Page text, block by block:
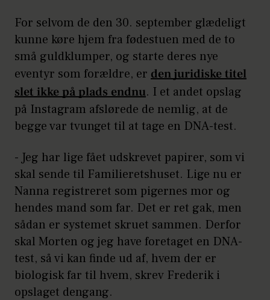
For selvom de den 30. september glædeligt
kunne køre hjem fra fødestuen med de to
små guldklumper, og starte deres nye
eventyr som forældre, er den juridiske titel
slet ikke på plads endnu. I et andet opslag
på Instagram afslørede de nemlig, at de
begge var tvunget til at tage en DNA-test.
- Jeg har lige fået udskrevet papirer, som vi
skal sende til Familieretshuset. Lige nu er
Nanna registreret som pigernes mor og
hendes mand som far. Det er ret gak, men
sådan er systemet skruet sammen. Derfor
skal Morten og jeg have foretaget en DNA-
test, så vi kan finde ud af, hvem der er
biologisk far til hvem, skrev Frederik i
opslaget dengang.